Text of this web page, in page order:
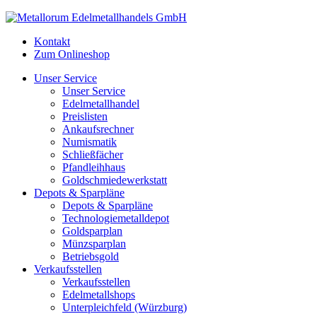
Kontakt
Zum Onlineshop
Unser Service
Unser Service
Edelmetallhandel
Preislisten
Ankaufsrechner
Numismatik
Schließfächer
Pfandleihhaus
Goldschmiedewerkstatt
Depots & Sparpläne
Depots & Sparpläne
Technologiemetalldepot
Goldsparplan
Münzsparplan
Betriebsgold
Verkaufsstellen
Verkaufsstellen
Edelmetallshops
Unterpleichfeld (Würzburg)